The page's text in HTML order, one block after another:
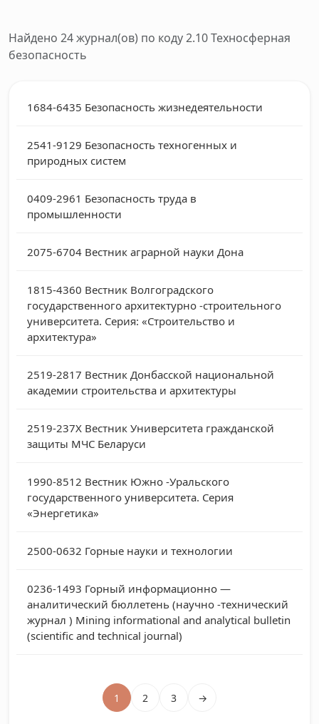
Найдено 24 журнал(ов) по коду 2.10 Техносферная
безопасность
1684-6435 Безопасность жизнедеятельности
2541-9129 Безопасность техногенных и
природных систем
0409-2961 Безопасность труда в
промышленности
2075-6704 Вестник аграрной науки Дона
1815-4360 Вестник Волгоградского
государственного архитектурно -строительного
университета. Серия: «Строительство и
архитектура»
2519-2817 Вестник Донбасской национальной
академии строительства и архитектуры
2519-237X Вестник Университета гражданской
защиты МЧС Беларуси
1990-8512 Вестник Южно -Уральского
государственного университета. Серия
«Энергетика»
2500-0632 Горные науки и технологии
0236-1493 Горный информационно —
аналитический бюллетень (научно -технический
журнал ) Mining informational and analytical bulletin
(scientific and technical journal)
1 2 3 →